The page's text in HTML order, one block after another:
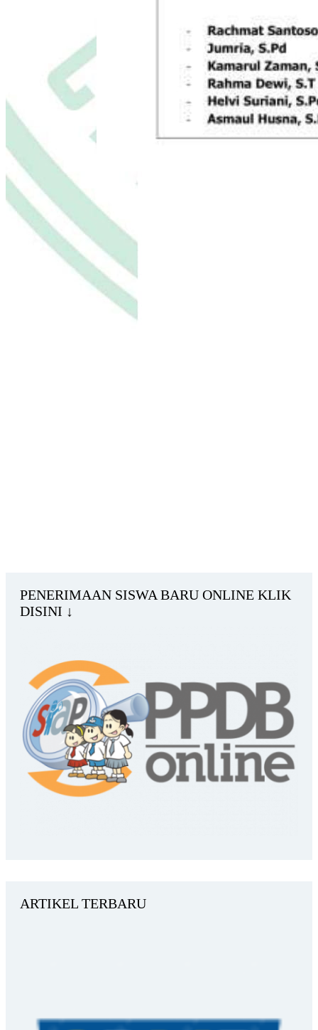
PENERIMAAN SISWA BARU ONLINE KLIK
DISINI ↓
ARTIKEL TERBARU